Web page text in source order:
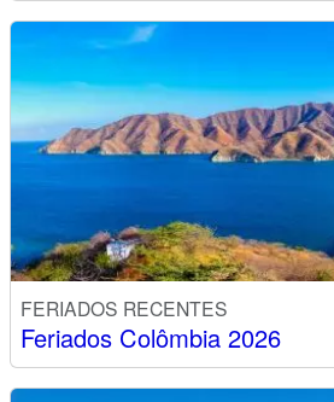
FERIADOS RECENTES
Feriados Colômbia 2026